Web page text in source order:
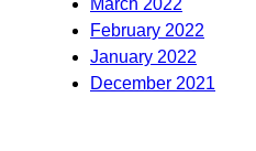
February 2022
January 2022
December 2021